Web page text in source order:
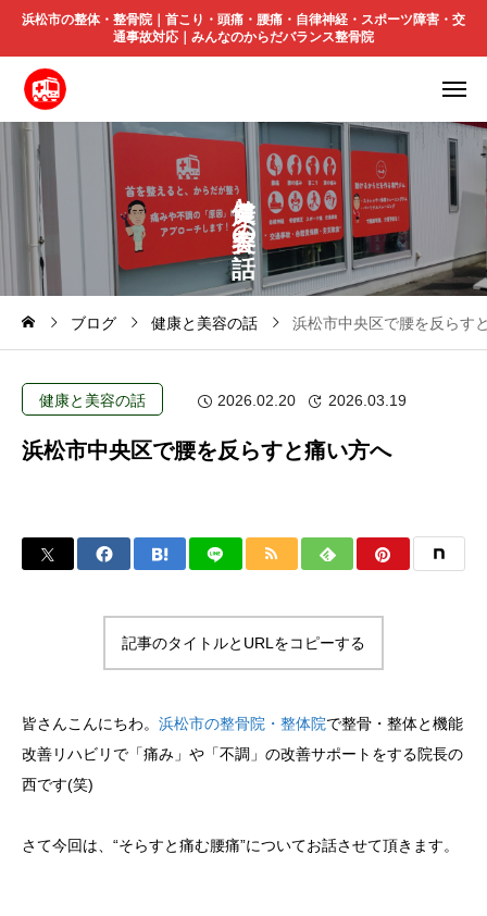
浜松市の整体・整骨院｜首こり・頭痛・腰痛・自律神経・スポーツ障害・交
通事故対応｜みんなのからだバランス整骨院
と
の
ブログ 健康と美容の話 浜松市中央区で腰を反らす
健康と美容の話 2026.02.20 2026.03.19
浜松市中央区で腰を反らすと痛い方へ
記事のタイトルとURLをコピーする
皆さんこんにちわ。 浜松市の整骨院・整体院で整骨・整体と機能
改善リハビリで「痛み」や「不調」の改善サポートをする院長の
西です(笑)
さて今回は、“そらすと痛む腰痛”についてお話させて頂きます。